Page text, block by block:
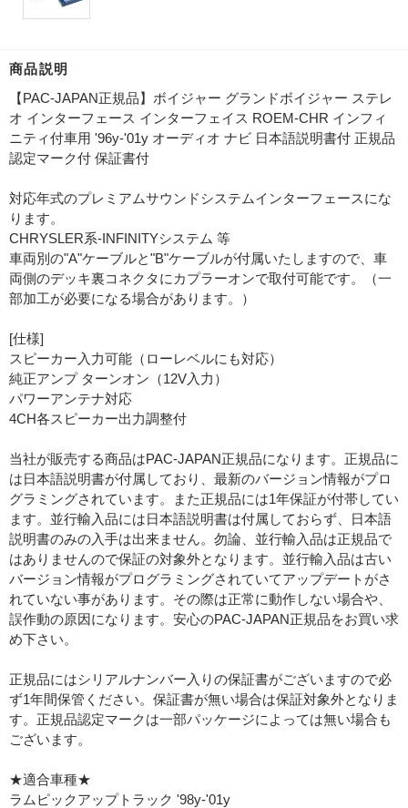
商品説明
【PAC-JAPAN正規品】ボイジャー グランドボイジャー ステレ
オ インターフェース インターフェイス ROEM-CHR インフィ
ニティ付車用 '96y-'01y オーディオ ナビ 日本語説明書付 正規品
認定マーク付 保証書付
対応年式のプレミアムサウンドシステムインターフェースにな
ります。
CHRYSLER系-INFINITYシステム 等
車両別の"A"ケーブルと"B"ケーブルが付属いたしますので、車
両側のデッキ裏コネクタにカプラーオンで取付可能です。（一
部加工が必要になる場合があります。）
[仕様]
スピーカー入力可能（ローレベルにも対応）
純正アンプ ターンオン（12V入力）
パワーアンテナ対応
4CH各スピーカー出力調整付
当社が販売する商品はPAC-JAPAN正規品になります。正規品に
は日本語説明書が付属しており、最新のバージョン情報がプロ
グラミングされています。また正規品には1年保証が付帯してい
ます。並行輸入品には日本語説明書は付属しておらず、日本語
説明書のみの入手は出来ません。勿論、並行輸入品は正規品で
はありませんので保証の対象外となります。並行輸入品は古い
バージョン情報がプログラミングされていてアップデートがさ
れていない事があります。その際は正常に動作しない場合や、
誤作動の原因になります。安心のPAC-JAPAN正規品をお買い求
め下さい。
正規品にはシリアルナンバー入りの保証書がございますので必
ず1年間保管ください。保証書が無い場合は保証対象外となりま
す。正規品認定マークは一部パッケージによっては無い場合も
ございます。
★適合車種★
ラムピックアップトラック '98y-'01y